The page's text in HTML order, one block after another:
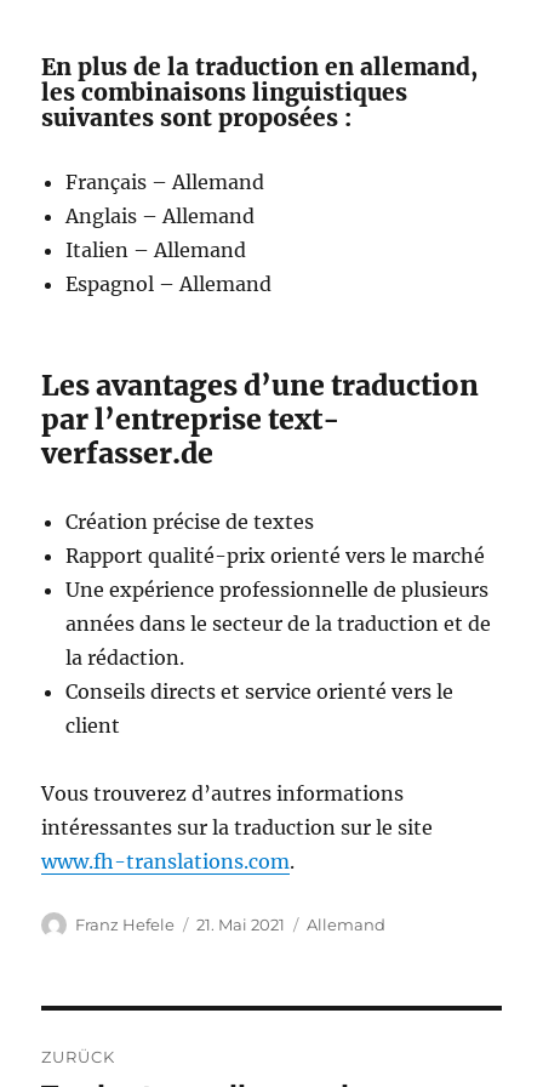
En plus de la traduction en allemand,
les combinaisons linguistiques
suivantes sont proposées :
Français – Allemand
Anglais – Allemand
Italien – Allemand
Espagnol – Allemand
Les avantages d’une traduction
par l’entreprise text-
verfasser.de
Création précise de textes
Rapport qualité-prix orienté vers le marché
Une expérience professionnelle de plusieurs
années dans le secteur de la traduction et de
la rédaction.
Conseils directs et service orienté vers le
client
Vous trouverez d’autres informations
intéressantes sur la traduction sur le site
www.fh-translations.com.
Autor
Franz Hefele
Veröffentlicht
21. Mai 2021 Kategorien
Allemand
ZURÜCK